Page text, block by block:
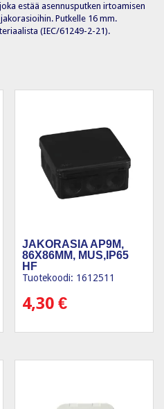
estää asennusputken irtoamisen
Putkelle 16 mm.
(IEC/61249-2-21).
JAKORASIA AP9M,
86X86MM, MUS,IP65
HF
Tuotekoodi: 1612511
4,30€